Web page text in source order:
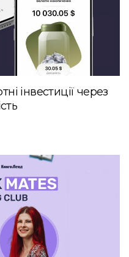
інвестиції через